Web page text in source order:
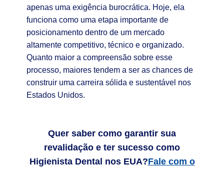
apenas uma exigência burocrática. Hoje, ela
funciona como uma etapa importante de
posicionamento dentro de um mercado
altamente competitivo, técnico e organizado.
Quanto maior a compreensão sobre esse
processo, maiores tendem a ser as chances de
construir uma carreira sólida e sustentável nos
Estados Unidos.
Quer saber como garantir sua
revalidação e ter sucesso como
Higienista Dental nos EUA?Fale com o